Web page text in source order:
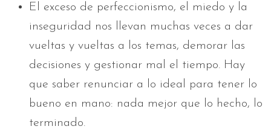
El exceso de perfeccionismo, el miedo y la
inseguridad nos llevan muchas veces a dar
vueltas y vueltas a los temas, demorar las
decisiones y gestionar mal el tiempo. Hay
que saber renunciar a lo ideal para tener lo
bueno en mano: nada mejor que lo hecho, lo
terminado.